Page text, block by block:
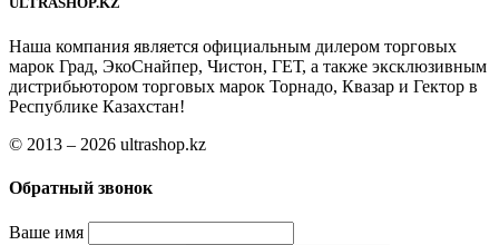
Наша компания является официальным дилером торговых
марок Град, ЭкоСнайпер, Чистон, ГЕТ, а также эксклюзивным
дистрибьютором торговых марок Торнадо, Квазар и Гектор в
Республике Казахстан!
© 2013 – 2026 ultrashop.kz
Обратный звонок
Ваше имя